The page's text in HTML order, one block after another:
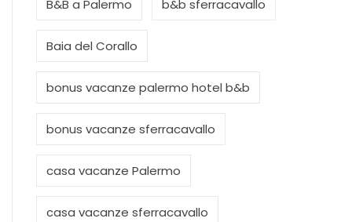
B&B a Palermo b&b sferracavallo
Baia del Corallo
bonus vacanze palermo hotel b&b
bonus vacanze sferracavallo
casa vacanze Palermo
casa vacanze sferracavallo